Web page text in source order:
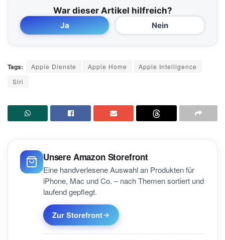
War dieser Artikel hilfreich?
Ja Nein
Tags: Apple Dienste Apple Home
Apple Intelligence
Siri
Unsere Amazon Storefront
Eine handverlesene Auswahl an Produkten für
iPhone, Mac und Co. – nach Themen sortiert und
laufend gepflegt.
Zur Storefront